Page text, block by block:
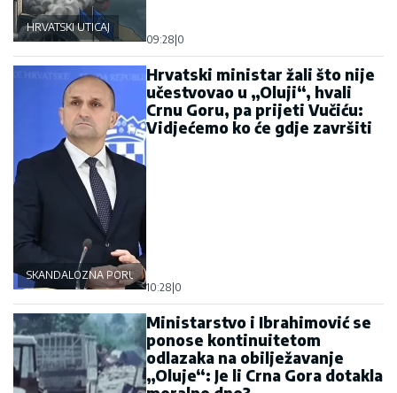
HRVATSKI UTICAJ
09:28 0
SKANDALOZNA PORUKA
Hrvatski ministar žali što nije
učestvovao u „Oluji“, hvali
Crnu Goru, pa prijeti Vučiću:
Vidjećemo ko će gdje završiti
10:28 0
Ministarstvo i Ibrahimović se
ponose kontinuitetom
odlazaka na obilježavanje
„Oluje“: Je li Crna Gora dotakla